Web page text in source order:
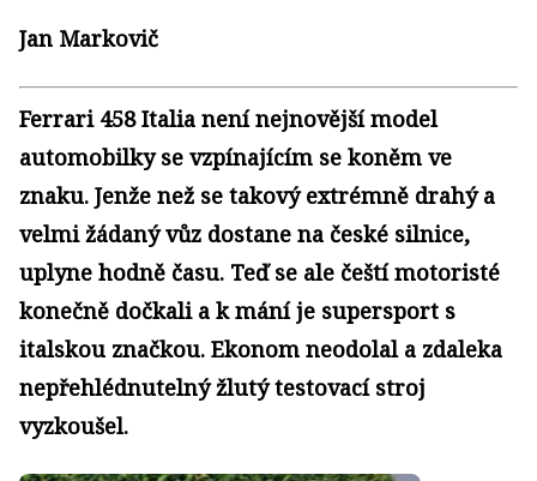
Jan Markovič
Ferrari 458 Italia není nejnovější model
automobilky se vzpínajícím se koněm ve
znaku. Jenže než se takový extrémně drahý a
velmi žádaný vůz dostane na české silnice,
uplyne hodně času. Teď se ale čeští motoristé
konečně dočkali a k mání je supersport s
italskou značkou. Ekonom neodolal a zdaleka
nepřehlédnutelný žlutý testovací stroj
vyzkoušel.